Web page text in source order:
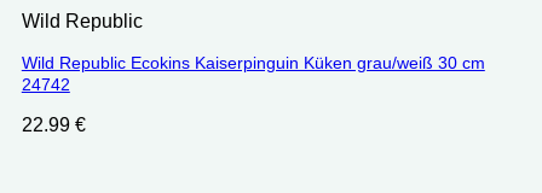
Wild Republic
Wild Republic Ecokins Kaiserpinguin Küken grau/weiß 30 cm
‎24742
22.99 €